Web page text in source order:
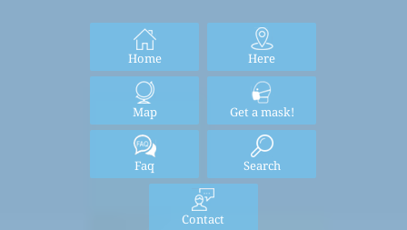
Home Here
Map Get a mask!
Faq Search
Contact